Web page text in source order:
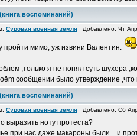
воспоминаний)
Суровая военная земля Добавлено: Чт
пройти мимо, уж извини Валентин.
,только я не понял суть шухера
сообщении было утверждение ,что
воспоминаний)
Суровая военная земля Добавлено: Сб
выразить ноту протеста?
при нас даже макароны были .. и